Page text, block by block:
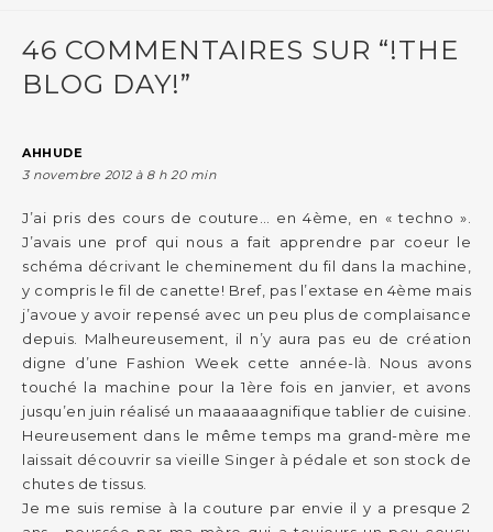
46 COMMENTAIRES SUR “!THE
BLOG DAY!”
AHHUDE
3 novembre 2012 à 8 h 20 min
J’ai pris des cours de couture… en 4ème, en « techno ».
J’avais une prof qui nous a fait apprendre par coeur le
schéma décrivant le cheminement du fil dans la machine,
y compris le fil de canette! Bref, pas l’extase en 4ème mais
j’avoue y avoir repensé avec un peu plus de complaisance
depuis. Malheureusement, il n’y aura pas eu de création
digne d’une Fashion Week cette année-là. Nous avons
touché la machine pour la 1ère fois en janvier, et avons
jusqu’en juin réalisé un maaaaaagnifique tablier de cuisine.
Heureusement dans le même temps ma grand-mère me
laissait découvrir sa vieille Singer à pédale et son stock de
chutes de tissus.
Je me suis remise à la couture par envie il y a presque 2